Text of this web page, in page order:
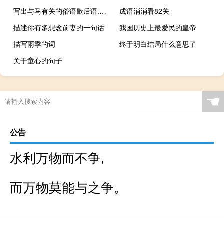
写出与马有关的俗语歇后语.古诗句各两
成语消消看82关
描述你有多想念前妻的一句话
我国历史上最爱民的皇帝
描写雨季的词
终于明白结局什么意思了
关于童心的句子
☚
公告
水利万物而不争,
而万物莫能与之争。